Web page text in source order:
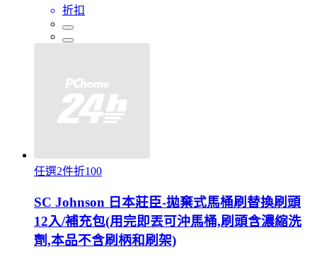
折扣
任選2件折100
SC Johnson 日本莊臣-拋棄式馬桶刷替換刷頭
12入/補充包(用完即丟可沖馬桶,刷頭含濃縮洗
劑,本品不含刷柄和刷架)